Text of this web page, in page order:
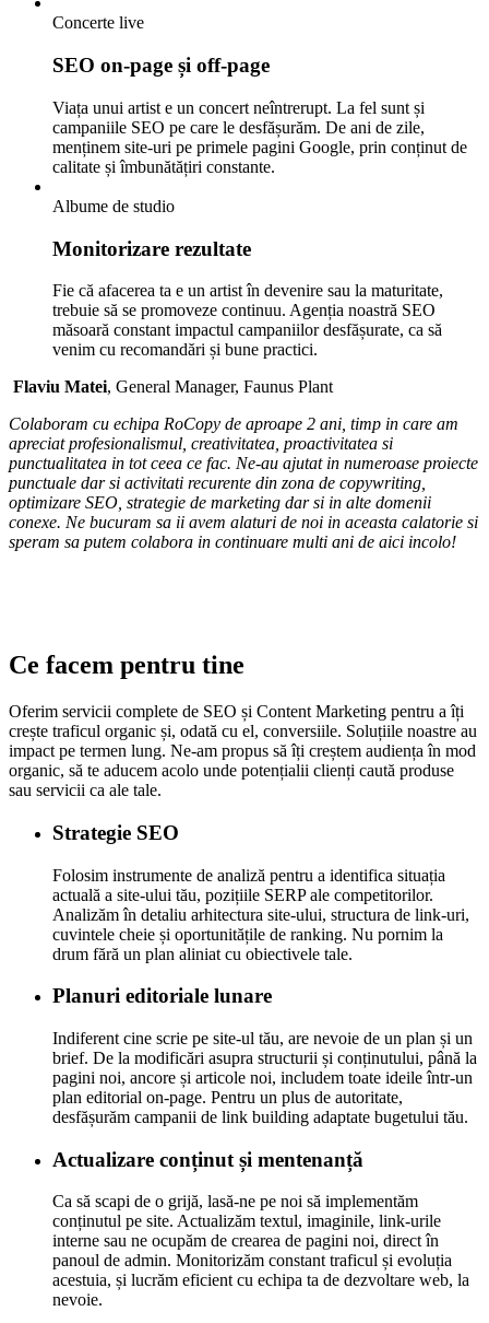
Concerte live
SEO on-page și off-page
Viața unui artist e un concert neîntrerupt. La fel sunt și
campaniile SEO pe care le desfășurăm. De ani de zile,
menținem site-uri pe primele pagini Google, prin conținut de
calitate și îmbunătățiri constante.
Albume de studio
Monitorizare rezultate
Fie că afacerea ta e un artist în devenire sau la maturitate,
trebuie să se promoveze continuu. Agenția noastră SEO
măsoară constant impactul campaniilor desfășurate, ca să
venim cu recomandări și bune practici.
Flaviu Matei, General Manager, Faunus Plant
Colaboram cu echipa RoCopy de aproape 2 ani, timp in care am
apreciat profesionalismul, creativitatea, proactivitatea si
punctualitatea in tot ceea ce fac. Ne-au ajutat in numeroase proiecte
punctuale dar si activitati recurente din zona de copywriting,
optimizare SEO, strategie de marketing dar si in alte domenii
conexe. Ne bucuram sa ii avem alaturi de noi in aceasta calatorie si
speram sa putem colabora in continuare multi ani de aici incolo!
Ce facem pentru tine
Oferim servicii complete de SEO și Content Marketing pentru a îți
crește traficul organic și, odată cu el, conversiile. Soluțiile noastre au
impact pe termen lung. Ne-am propus să îți creștem audiența în mod
organic, să te aducem acolo unde potențialii clienți caută produse
sau servicii ca ale tale.
Strategie SEO
Folosim instrumente de analiză pentru a identifica situația
actuală a site-ului tău, pozițiile SERP ale competitorilor.
Analizăm în detaliu arhitectura site-ului, structura de link-uri,
cuvintele cheie și oportunitățile de ranking. Nu pornim la
drum fără un plan aliniat cu obiectivele tale.
Planuri editoriale lunare
Indiferent cine scrie pe site-ul tău, are nevoie de un plan și un
brief. De la modificări asupra structurii și conținutului, până la
pagini noi, ancore și articole noi, includem toate ideile într-un
plan editorial on-page. Pentru un plus de autoritate,
desfășurăm campanii de link building adaptate bugetului tău.
Actualizare conținut și mentenanță
Ca să scapi de o grijă, lasă-ne pe noi să implementăm
conținutul pe site. Actualizăm textul, imaginile, link-urile
interne sau ne ocupăm de crearea de pagini noi, direct în
panoul de admin. Monitorizăm constant traficul și evoluția
acestuia, și lucrăm eficient cu echipa ta de dezvoltare web, la
nevoie.